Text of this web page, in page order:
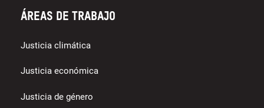
Áreas de trabajo
Justicia climática
Justicia económica
Justicia de género